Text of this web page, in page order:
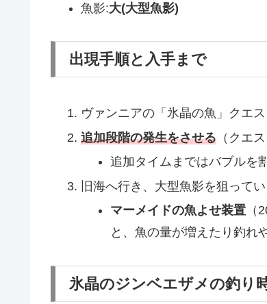
魚影:大(大型魚影)
出現手順と入手まで
ヴァンニアの「氷晶の魚」クエ
追加段階の発生をさせる（クエス
追加タイムまではバブルを
旧海へ行き、大型魚影を狙ってい
マーメイドの魚よせ装置 （
と、魚の量が増えたり釣れ
氷晶のジンベエザメの釣り